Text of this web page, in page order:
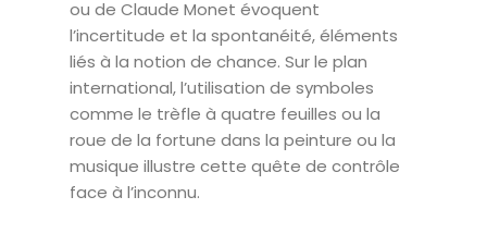
ou de Claude Monet évoquent
l’incertitude et la spontanéité, éléments
liés à la notion de chance. Sur le plan
international, l’utilisation de symboles
comme le trèfle à quatre feuilles ou la
roue de la fortune dans la peinture ou la
musique illustre cette quête de contrôle
face à l’inconnu.